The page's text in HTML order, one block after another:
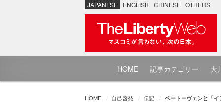
JAPANESE ENGLISH CHINESE OTHERS
HOME 記事カテゴリー 大
HOME 自己啓発 伝記 ベートーヴェンと「